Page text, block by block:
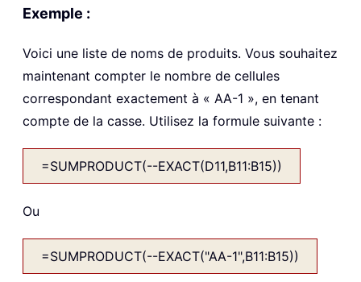
Exemple :
Voici une liste de noms de produits. Vous souhaitez
maintenant compter le nombre de cellules
correspondant exactement à « AA-1 », en tenant
compte de la casse. Utilisez la formule suivante :
=SUMPRODUCT(--EXACT(D11,B11:B15))
Ou
=SUMPRODUCT(--EXACT("AA-1",B11:B15))